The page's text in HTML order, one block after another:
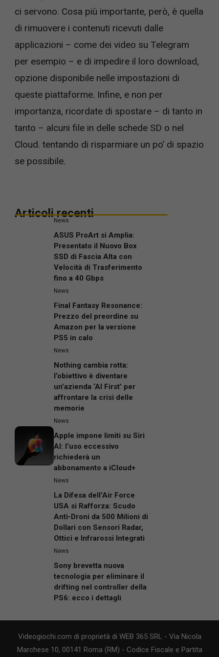
ci servono. Cosa più importante, però, è quella
di rimuovere i contenuti ricevuti dalle
applicazioni – come dei video su Telegram
per esempio – e di impedire il loro download,
opzione disponibile nelle impostazioni di
queste piattaforme. Infine, e non per
importanza, ricordate di spostare – di tanto in
tanto – alcuni file in delle schede SD o nel
Cloud. tentando di risparmiare un po’ di spazio
se possibile.
Articoli recenti
News
ASUS ProArt si Amplia:
Presentato il Nuovo Box
SSD di Fascia Alta con
Velocità di Trasferimento
fino a 40 Gbps
News
Final Fantasy Resonance:
Prezzo del preordine su
Amazon per la versione
PS5 in calo
News
Nothing cambia rotta:
l’obiettivo è diventare
un’azienda ‘AI First’ per
affrontare la crisi delle
memorie
News
Apple impone limiti su Siri
AI: l’uso eccessivo
richiederà un
abbonamento a iCloud+
News
La Difesa dell’Air Force
USA si Rafforza: Scudo
Anti-Droni da 500 Milioni di
Dollari con Sensori Radar,
Ottici e Infrarossi Integrati
News
Sony brevetta nuova
tecnologia per eliminare il
drifting nel controller della
PS6: ecco i dettagli
Videogiochi.com di proprietà di WEB 365 SRL - Via Nicola
Marchese 10, 00141 Roma (RM) - Codice Fiscale e Partita